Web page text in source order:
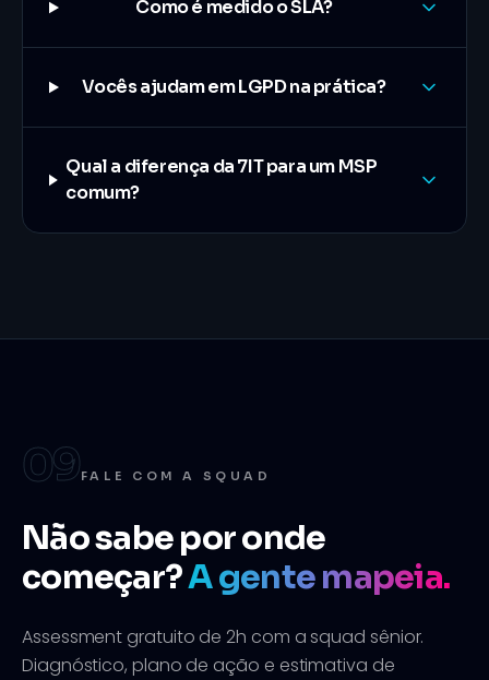
Como é medido o SLA?
Vocês ajudam em LGPD na prática?
Qual a diferença da 7IT para um MSP
comum?
09FALE COM A SQUAD
Não sabe por onde
começar?A gente mapeia.
Assessment gratuito de 2h com a squad sênior.
Diagnóstico, plano de ação e estimativa de